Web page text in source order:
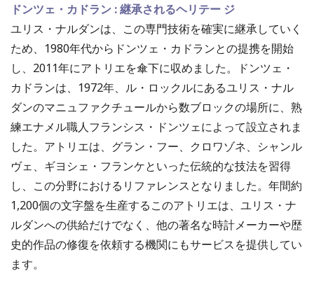
ドンツェ・カドラン : 継承されるヘリテー ジ
ユリス・ナルダンは、この専門技術を確実に継承していく
ため、1980年代からドンツェ・カドランとの提携を開始
し、2011年にアトリエを傘下に収めました。ドンツェ・
カドランは、1972年、ル・ロックルにあるユリス・ナル
ダンのマニュファクチュールから数ブロックの場所に、熟
練エナメル職人フランシス・ドンツェによって設立されま
した。アトリエは、グラン・フー、クロワゾネ、シャンル
ヴェ、ギヨシェ・フランケといった伝統的な技法を習得
し、この分野におけるリファレンスとなりました。年間約
1,200個の文字盤を生産するこのアトリエは、ユリス・ナ
ルダンへの供給だけでなく、他の著名な時計メーカーや歴
史的作品の修復を依頼する機関にもサービスを提供してい
ます。